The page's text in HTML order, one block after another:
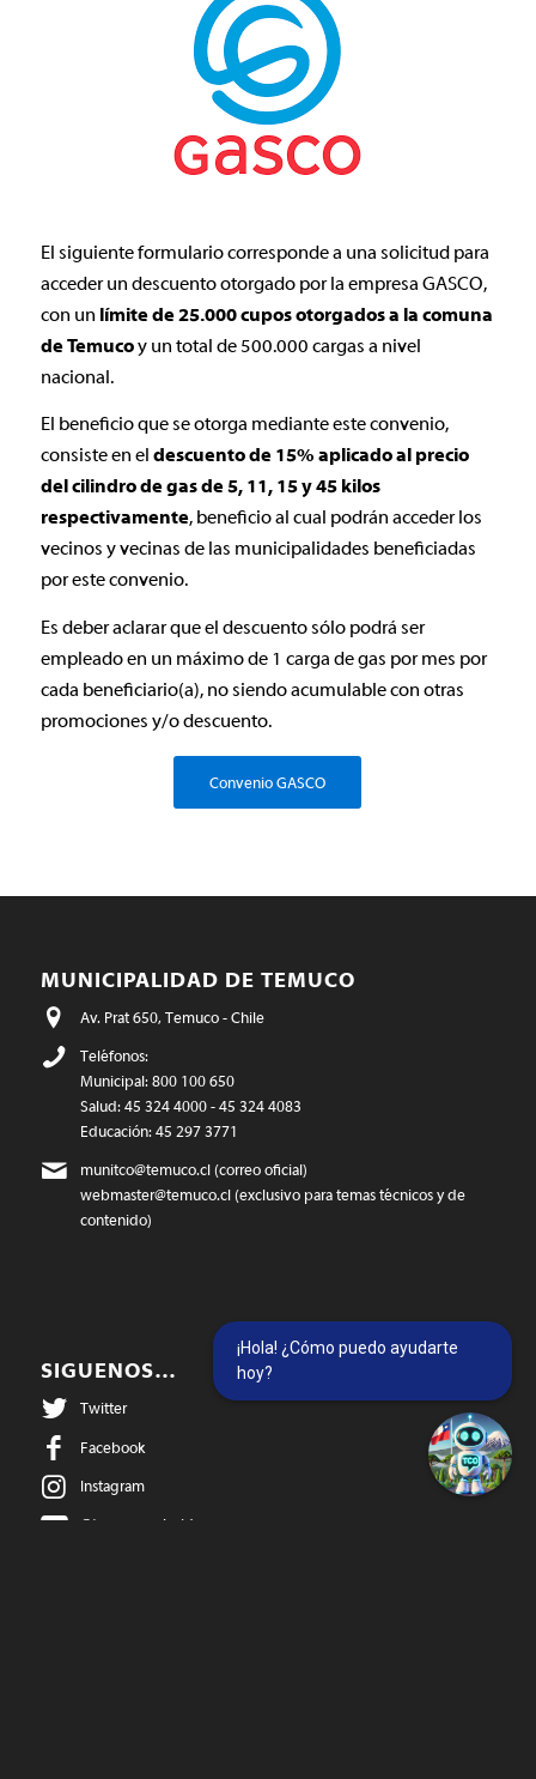
El siguiente formulario corresponde a una solicitud para
acceder un descuento otorgado por la empresa GASCO,
con un límite de 25.000 cupos otorgados a la comuna
de Temucoy un total de 500.000 cargas a nivel
nacional.
El beneficio que se otorga mediante este convenio,
consiste en el descuento de 15% aplicado al precio
del cilindro de gas de 5, 11, 15 y 45 kilos
respectivamente, beneficio al cual podrán acceder los
vecinos y vecinas de las municipalidades beneficiadas
por este convenio.
Es deber aclarar que el descuento sólo podrá ser
empleado en un máximo de 1 carga de gas por mes por
cada beneficiario(a), no siendo acumulable con otras
promociones y/o descuento.
Convenio GASCO
MUNICIPALIDAD DE TEMUCO
Av. Prat 650, Temuco - Chile
Teléfonos:
Municipal: 800 100 650
Salud: 45 324 4000 - 45 324 4083
Educación: 45 297 3771
munitco@temuco.cl(correo oficial)
webmaster@temuco.cl(exclusivo para temas técnicos y de
contenido)
SIGUENOS…
Twitter
Facebook
Instagram
@temucowebvideos
¡Hola! ¿Cómo puedo ayudarte
hoy?